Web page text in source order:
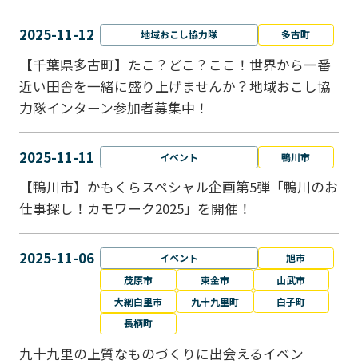
2025-11-12 地域おこし協力隊 多古町
【千葉県多古町】たこ？どこ？ここ！世界から一番
近い田舎を一緒に盛り上げませんか？地域おこし協
力隊インターン参加者募集中！
2025-11-11 イベント 鴨川市
【鴨川市】かもくらスペシャル企画第5弾「鴨川のお
仕事探し！カモワーク2025」を開催！
2025-11-06 イベント
旭市
茂原市
東金市
山武市
大網白里市
九十九里町
白子町
長柄町
九十九里の上質なものづくりに出会えるイベン